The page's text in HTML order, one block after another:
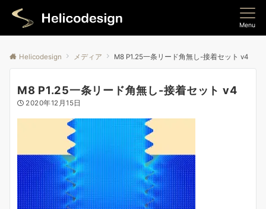
Menu
Helicodesign メディア M8 P1.25一条リード角無し-接着セット v4
M8 P1.25一条リード角無し-接着セット v4
2020年12月15日